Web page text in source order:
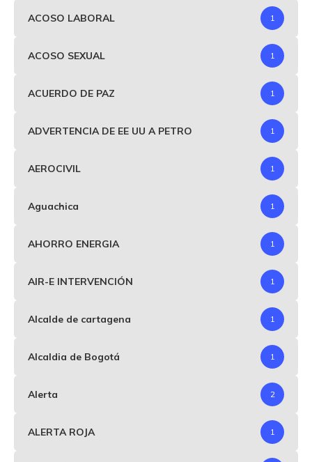
ACOSO LABORAL 1
ACOSO SEXUAL 1
ACUERDO DE PAZ 1
ADVERTENCIA DE EE UU A PETRO 1
AEROCIVIL 1
Aguachica 1
AHORRO ENERGIA 1
AIR-E INTERVENCIÓN 1
Alcalde de cartagena 1
Alcaldia de Bogotá 1
Alerta 2
ALERTA ROJA 1